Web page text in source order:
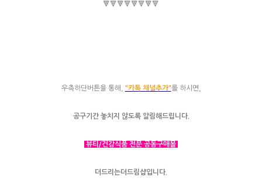
🔻🔻🔻🔻🔻🔻🔻🔻
우측하단버튼을 통해, "카톡 채널추가"를 하시면,
공구기간 놓치지 않도록 알림해드립니다.
뷰티/건강식품 전문 공동구매몰
더드리는더드림샵입니다.